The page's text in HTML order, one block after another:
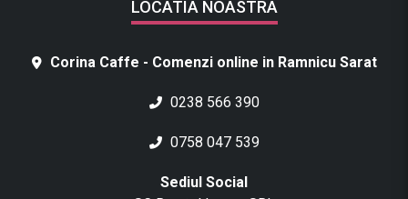
LOCATIA NOASTRA
Corina Caffe - Comenzi online in Ramnicu Sarat
0238 566 390
0758 047 539
Sediul Social